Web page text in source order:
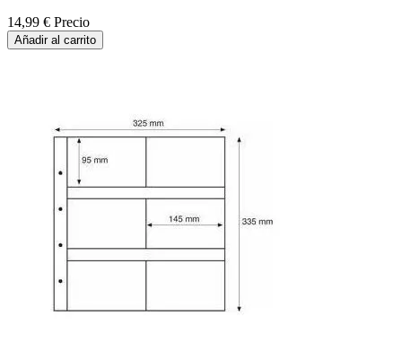
14,99 € Precio
Añadir al carrito